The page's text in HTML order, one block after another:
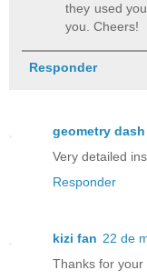
they used
you. Cheers!
Responder
geometry
Very detailed
Responder
kizi fan 22 de
Thanks for your